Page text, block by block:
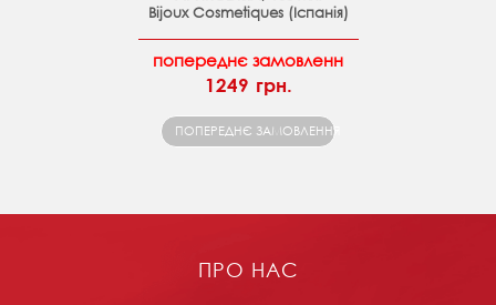
Bijoux Cosmetiques (Іспанія)
попереднє замовленн
1249 грн.
ПОПЕРЕДНЄ ЗАМОВЛЕННЯ
ПРО НАС